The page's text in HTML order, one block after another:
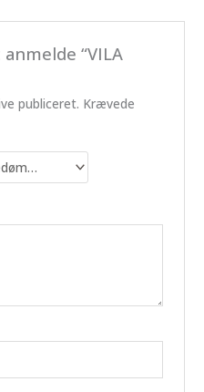
“VILA
publiceret. Krævede